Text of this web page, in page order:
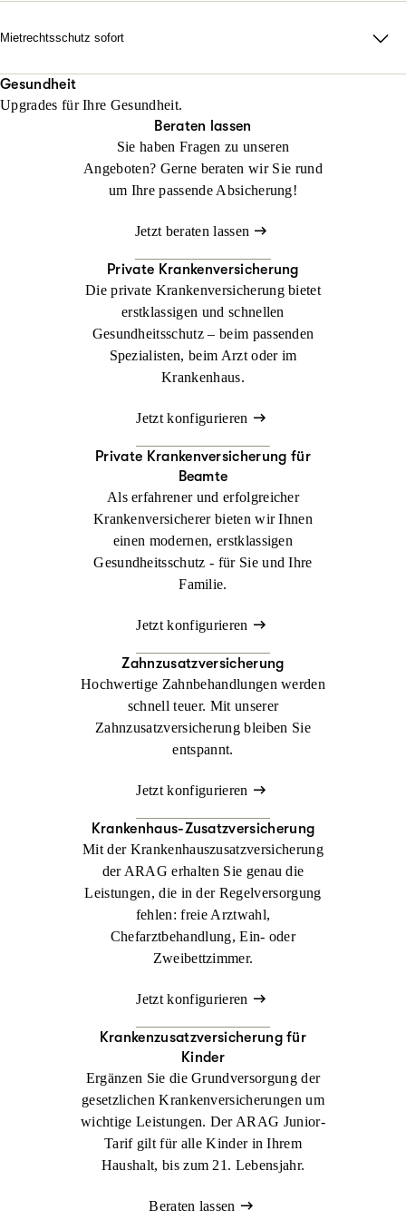
erforderlich auch durch alle Instanzen.
Jetzt konfigurieren
keinen Anwalt beauftragt haben!
Jetzt konfigurieren Beraten lassen
Mietrechtsschutz sofort
übernehmen Ihre Anwalts- und Gerichtskosten und geben
sofortige Rückendeckung bei Streit rund ums Wohnen.
Jetzt konfigurieren Beraten lassen
Gesundheit
Upgrades für Ihre Gesundheit.
Beraten lassen
Sie haben Fragen zu unseren
Angeboten? Gerne beraten wir Sie rund
um Ihre passende Absicherung!
Jetzt beraten lassen
Private Krankenversicherung
Die private Krankenversicherung bietet
erstklassigen und schnellen
Gesundheitsschutz – beim passenden
Spezialisten, beim Arzt oder im
Krankenhaus.
Jetzt konfigurieren
Private Krankenversicherung für
Beamte
Als erfahrener und erfolgreicher
Krankenversicherer bieten wir Ihnen
einen modernen, erstklassigen
Gesundheitsschutz - für Sie und Ihre
Familie.
Jetzt konfigurieren
Zahnzusatzversicherung
Hochwertige Zahnbehandlungen werden
schnell teuer. Mit unserer
Zahnzusatzversicherung bleiben Sie
entspannt.
Jetzt konfigurieren
Krankenhaus-Zusatzversicherung
Mit der Krankenhauszusatzversicherung
der ARAG erhalten Sie genau die
Leistungen, die in der Regelversorgung
fehlen: freie Arztwahl,
Chefarztbehandlung, Ein- oder
Zweibettzimmer.
Jetzt konfigurieren
Krankenzusatz­versicherung für
Kinder
Ergänzen Sie die Grundversorgung der
gesetzlichen Krankenversicherungen um
wichtige Leistungen. Der ARAG Junior-
Tarif gilt für alle Kinder in Ihrem
Haushalt, bis zum 21. Lebensjahr.
Beraten lassen